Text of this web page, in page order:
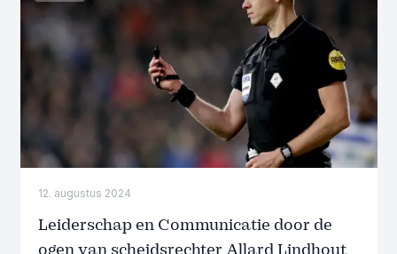
12. augustus 2024
Leiderschap en Communicatie door de